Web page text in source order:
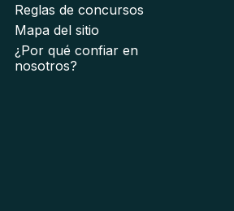
Reglas de concursos
Mapa del sitio
¿Por qué confiar en
nosotros?